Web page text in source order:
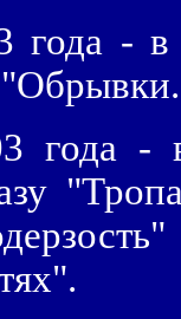
года -
года -